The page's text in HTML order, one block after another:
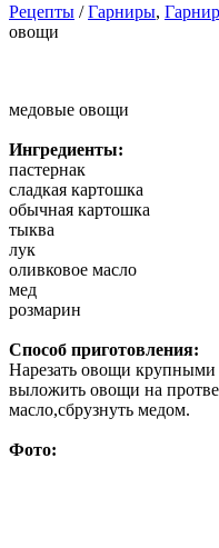
Рецепты /Гарниры,
овощи
медовые овощи
Ингредиенты:
пастернак
сладкая картошка
обычная картошка
тыква
лук
оливковое масло
мед
розмарин
Способ приготовления:
Нарезать овощи
выложить овощи на
масло,сбрузнуть медом.
Фото: